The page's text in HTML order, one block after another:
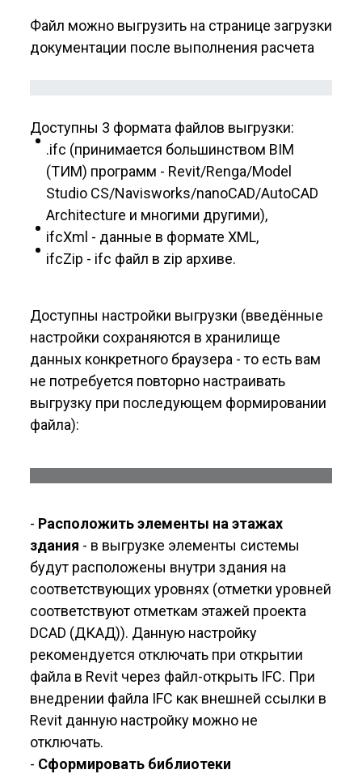
Файл можно выгрузить на странице загрузки
документации после выполнения расчета
Доступны 3 формата файлов выгрузки:
.ifc (принимается большинством BIM
(ТИМ) программ - Revit/Renga/Model
Studio CS/Navisworks/nanoCAD/AutoCAD
Architecture и многими другими),
ifcXml - данные в формате XML,
ifcZip - ifc файл в zip архиве.
Доступны настройки выгрузки (введённые
настройки сохраняются в хранилище
данных конкретного браузера - то есть вам
не потребуется повторно настраивать
выгрузку при последующем формировании
файла):
- Расположить элементы на этажах
здания - в выгрузке элементы системы
будут расположены внутри здания на
соответствующих уровнях (отметки уровней
соответствуют отметкам этажей проекта
DCAD (ДКАД)). Данную настройку
рекомендуется отключать при открытии
файла в Revit через файл-открыть IFC. При
внедрении файла IFC как внешней ссылки в
Revit данную настройку можно не
отключать.
- Сформировать библиотеки